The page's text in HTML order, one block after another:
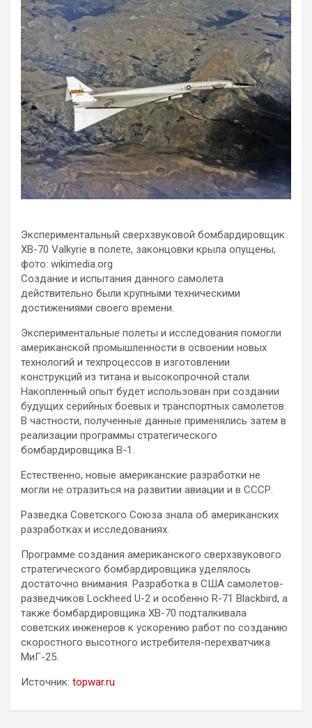
Экспериментальный сверхзвуковой бомбардировщик
XB-70 Valkyrie в полете, законцовки крыла опущены,
фото: wikimedia.org
Создание и испытания данного самолета
действительно были крупными техническими
достижениями своего времени.
Экспериментальные полеты и исследования помогли
американской промышленности в освоении новых
технологий и техпроцессов в изготовлении
конструкций из титана и высокопрочной стали.
Накопленный опыт будет использован при создании
будущих серийных боевых и транспортных самолетов.
В частности, полученные данные применялись затем в
реализации программы стратегического
бомбардировщика B-1.
Естественно, новые американские разработки не
могли не отразиться на развитии авиации и в СССР.
Разведка Советского Союза знала об американских
разработках и исследованиях.
Программе создания американского сверхзвукового
стратегического бомбардировщика уделялось
достаточно внимания. Разработка в США самолетов-
разведчиков Lockheed U-2 и особенно R-71 Blackbird, а
также бомбардировщика XB-70 подталкивала
советских инженеров к ускорению работ по созданию
скоростного высотного истребителя-перехватчика
МиГ-25.
Источник: topwar.ru